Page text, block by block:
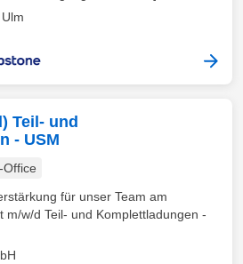
Teil- und
- USM
Office
für unser Team am
m/w/d Teil- und Komplettladungen -